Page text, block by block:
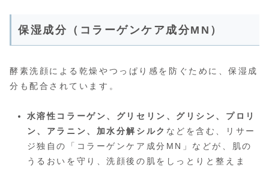
保湿成分（コラーゲンケア成分MN）
酵素洗顔による乾燥やつっぱり感を防ぐために、保湿成
分も配合されています。
水溶性コラーゲン、グリセリン、グリシン、プロリ
ン、アラニン、加水分解シルク などを含む、リサー
ジ独自の「コラーゲンケア成分MN」などが、肌の
うるおいを守り、洗顔後の肌をしっとりと整えま